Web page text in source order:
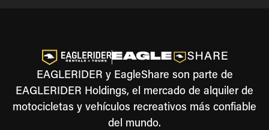
EAGLERIDER y EagleShare son parte de
EAGLERIDER Holdings, el mercado de alquiler de
motocicletas y vehículos recreativos más confiable
del mundo.